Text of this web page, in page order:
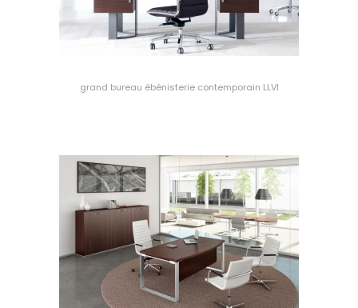
grand bureau ébénisterie contemporain LLVI